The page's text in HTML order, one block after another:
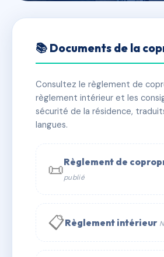
LA MURIE
✓ Immatriculée 🏠 25 lots 🏗
📞 Contacter Syndic Digital
📚 Documents de la
Consultez le règlement de
règlement intérieur et les
sécurité de la résidence,
langues.
📜Règlement de
publié
📋Règlement intérieur